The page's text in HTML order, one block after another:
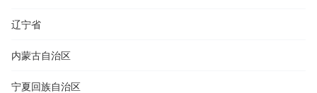
辽宁省
内蒙古自治区
宁夏回族自治区